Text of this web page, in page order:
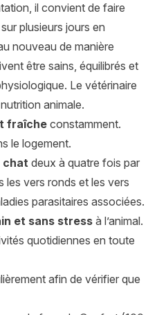
il convient de faire
sur plusieurs jours en
nouveau de manière
être sains, équilibrés et
Le vétérinaire
animale.
fraîcheconstamment.
le logement.
chat deux à quatre fois par
les vers ronds et les vers
parasitaires associées.
et sans stress à l’animal.
quotidiennes en toute
afin de vérifier que